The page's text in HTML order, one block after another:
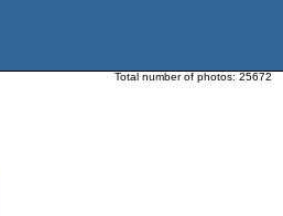
Total number of photos: 25672